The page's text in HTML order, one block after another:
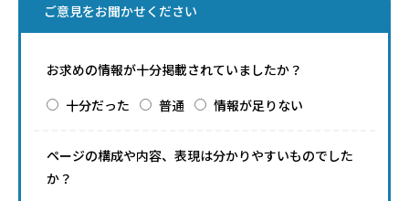
ご意見をお聞かせください
お求めの情報が十分掲載されていましたか？
十分だった
普通 情報が足りない
ページの構成や内容、表現は分かりやすいものでした
か？